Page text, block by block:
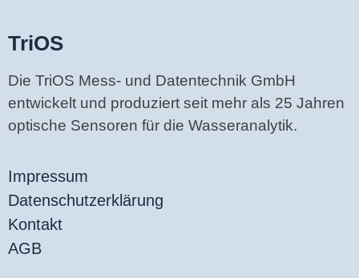
TriOS
Die TriOS Mess- und Datentechnik GmbH
entwickelt und produziert seit mehr als 25 Jahren
optische Sensoren für die Wasseranalytik.
Impressum
Datenschutzerklärung
Kontakt
AGB